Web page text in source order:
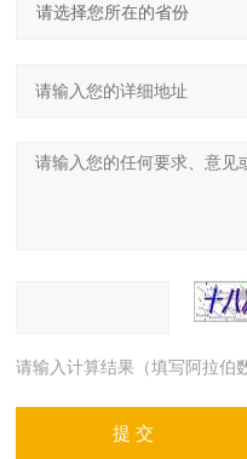
请输入计算结果（填写阿拉伯